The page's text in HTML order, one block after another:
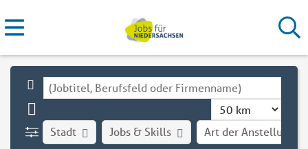
Stadt Art der Anstellung
Jobs & Skills